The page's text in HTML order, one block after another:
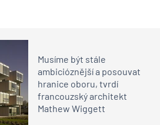
Musíme být stále
ambicióznější a posouvat
hranice oboru, tvrdí
francouzský architekt
Mathew Wiggett